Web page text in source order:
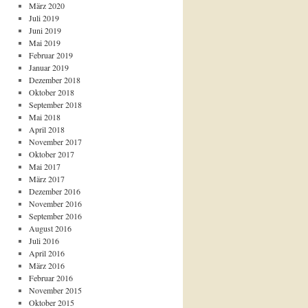
März 2020
Juli 2019
Juni 2019
Mai 2019
Februar 2019
Januar 2019
Dezember 2018
Oktober 2018
September 2018
Mai 2018
April 2018
November 2017
Oktober 2017
Mai 2017
März 2017
Dezember 2016
November 2016
September 2016
August 2016
Juli 2016
April 2016
März 2016
Februar 2016
November 2015
Oktober 2015